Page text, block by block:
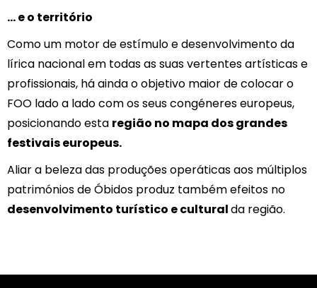
… e o território
Como um motor de estímulo e desenvolvimento da
lírica nacional em todas as suas vertentes artísticas e
profissionais, há ainda o objetivo maior de colocar o
FOO lado a lado com os seus congéneres europeus,
posicionando esta região no mapa dos grandes
festivais europeus.
Aliar a beleza das produções operáticas aos múltiplos
patrimónios de Óbidos produz também efeitos no
desenvolvimento turístico e culturalda região.